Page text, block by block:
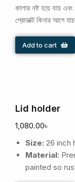
কালার নষ্ট হয়ে যায়
প্রোডাক্ট কিনার আগে
Add to cart
Lid holder
1,080.00৳
Size: 26 inch
Material:
painted so rust/